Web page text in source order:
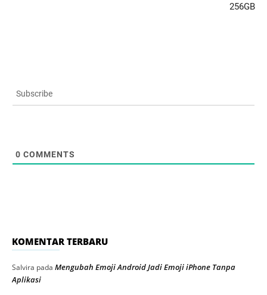
256GB
Subscribe
0 COMMENTS
KOMENTAR TERBARU
Salvira pada Mengubah Emoji Android Jadi Emoji iPhone Tanpa
Aplikasi